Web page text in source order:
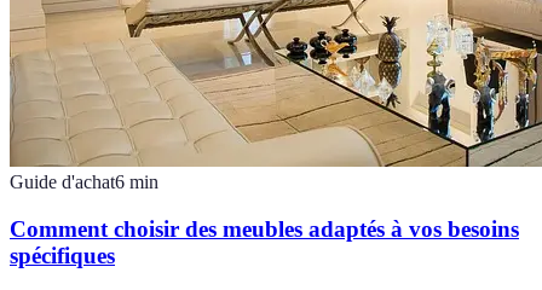
Guide d'achat6 min
Comment choisir des meubles adaptés à vos besoins
spécifiques